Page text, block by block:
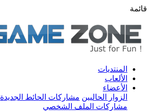
قائمة
المنتديات
الألعاب
الأعضاء
الزوار الحاليين مشاركات الحائط الجديدة
مشاركات الملف الشخصي